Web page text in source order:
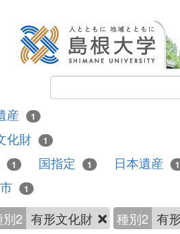
産 1
化財 1
1 国指定 1 日本遺産 1
1
2 有形文化財 種別2 有